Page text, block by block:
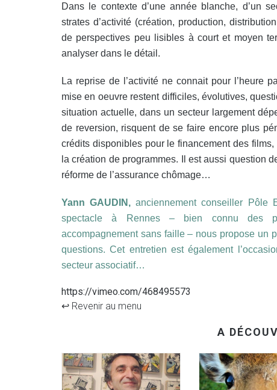
Dans le contexte d’une année blanche, d’un
strates d’activité (création, production,
de perspectives peu lisibles à court et moyen
analyser dans le détail.
La reprise de l’activité ne connait pour l’heure
mise en oeuvre restent difficiles, évolutives,
situation actuelle, dans un secteur largement
de reversion, risquent de se faire encore plus
crédits disponibles pour le financement des
la création de programmes. Il est aussi question
réforme de l’assurance chômage…
Yann GAUDIN, anciennement conseiller Pôle
spectacle à Rennes – bien connu des
accompagnement sans faille – nous propose un
questions. Cet entretien est également
secteur associatif…
https://vimeo.com/468495573
↩︎ Revenir au menu
A